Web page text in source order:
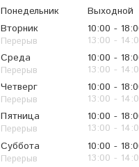
Понедельник
Выходной
Вторник
10:00
13:00
Среда
10:00
13:00
Четверг
10:00
13:00
Пятница
10:00
13:00
Суббота
10:00
13:00